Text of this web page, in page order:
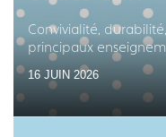
Convivialité,
principaux
les équipements en
16 JUIN 2026